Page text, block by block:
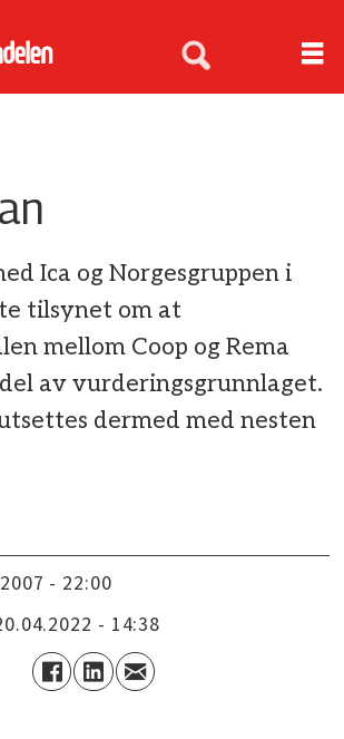
Ica og Norgesgruppen i
tilsynet om at
mellom Coop og Rema
av vurderingsgrunnlaget.
dermed med nesten
- 22:00
20.04.2022 - 14:38